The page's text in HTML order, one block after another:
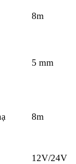
8m
5 mm
8m
12V/24V